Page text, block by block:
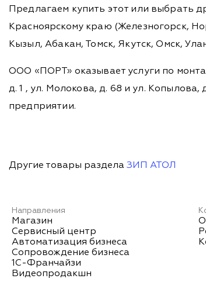
Предлагаем купить этот или выбрать
Красноярскому краю (Железногорск,
Кызыл, Абакан, Томск, Якутск, Омск,
ООО «ПОРТ» оказывает услуги по
д. 1 , ул. Молокова, д. 68 и ул.
предприятии.
Другие товары раздела ЗИП АТОЛ
Направления
Магазин
Сервисный центр
Автоматизация бизнеса
Сопровождение бизнеса
1С-Франчайзи
Видеопродакшн
О